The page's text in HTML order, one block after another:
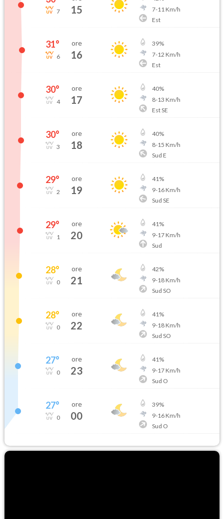
7 15
7-11 Km/h
Est
31°
6
ore
16
39%
7-12 Km/h
Est
30°
4
ore
17
40%
8-13 Km/h
Est SE
30°
3
ore
18
40%
8-15 Km/h
Sud E
29°
2
ore
19
41%
9-16Km/h
Sud SE
29°
1
ore
20
41%
9-17Km/h
Sud
28°
0
ore
21
42%
9-18Km/h
Sud SO
28°
0
ore
22
41%
9-18Km/h
Sud SO
27°
0
ore
23
41%
9-17Km/h
Sud O
27°
0
ore
00
39%
9-16Km/h
Sud O